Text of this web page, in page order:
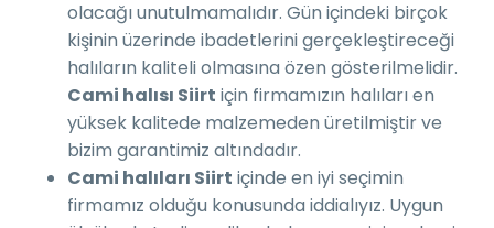
olacağı unutulmamalıdır. Gün içindeki birçok
kişinin üzerinde ibadetlerini gerçekleştireceği
halıların kaliteli olmasına özen gösterilmelidir.
Cami halısı Siirt için firmamızın halıları en
yüksek kalitede malzemeden üretilmiştir ve
bizim garantimiz altındadır.
Cami halıları Siirt içinde en iyi seçimin
firmamız olduğu konusunda iddialıyız. Uygun